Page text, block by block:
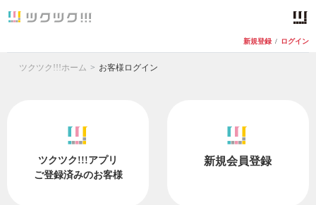
新規登録 / ログイン
ツクツク!!!ホーム お客様ログイン
ツクツク!!!アプリ
ご登録済みのお客様
新規会員登録